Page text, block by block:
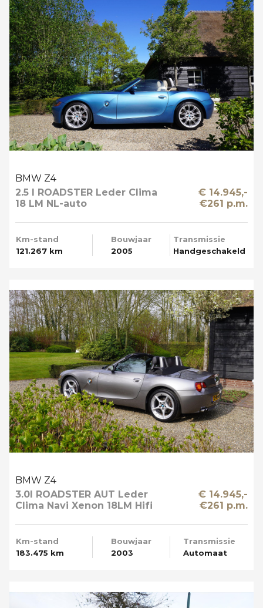
BMW Z4
2.5 I ROADSTER Leder Clima
18 LM NL-auto
€ 14.945,-
€261 p.m.
Km-stand
121.267 km
Bouwjaar
2005
Transmissie
Handgeschakeld
BMW Z4
3.0I ROADSTER AUT Leder
Clima Navi Xenon 18LM Hifi
€ 14.945,-
€261 p.m.
Km-stand
183.475 km
Bouwjaar
2003
Transmissie
Automaat